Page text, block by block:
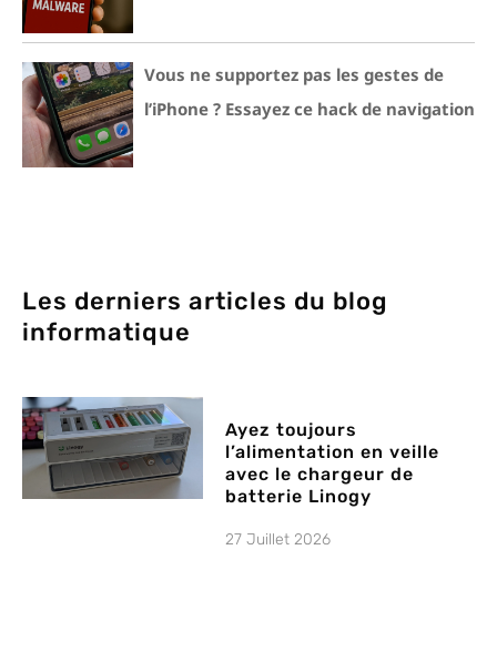
Vous ne supportez pas les gestes de
l’iPhone ? Essayez ce hack de navigation
Les derniers articles du blog
informatique
Ayez toujours
l’alimentation en veille
avec le chargeur de
batterie Linogy
27 Juillet 2026